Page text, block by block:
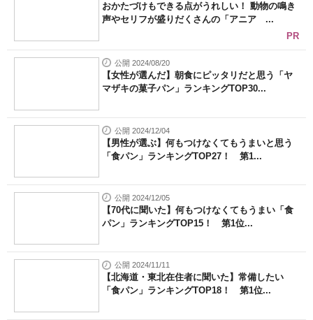
おかたづけもできる点がうれしい！ 動物の鳴き
声やセリフが盛りだくさんの「アニア ...
PR
公開 2024/08/20
【女性が選んだ】朝食にピッタリだと思う「ヤ
マザキの菓子パン」ランキングTOP30...
公開 2024/12/04
【男性が選ぶ】何もつけなくてもうまいと思う
「食パン」ランキングTOP27！ 第1...
公開 2024/12/05
【70代に聞いた】何もつけなくてもうまい「食
パン」ランキングTOP15！ 第1位...
公開 2024/11/11
【北海道・東北在住者に聞いた】常備したい
「食パン」ランキングTOP18！ 第1位...